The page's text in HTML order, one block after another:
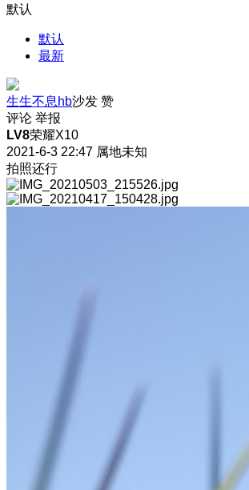
默认
默认
最新
生生不息hb沙发 赞
评论 举报
LV8荣耀X10
2021-6-3 22:47 属地未知
拍照还行